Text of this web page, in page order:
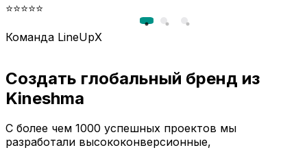
⭐⭐⭐⭐⭐
Команда LineUpX
Создать глобальный бренд из
Kineshma
С более чем 1000 успешных проектов мы
разработали высококонверсионные,